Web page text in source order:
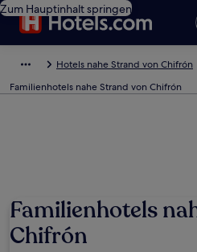
Zum Hauptinhalt springen
Hotels nahe Strand von Chifrón
Familienhotels nahe Strand von Chifrón
Familienhotels
Chifrón